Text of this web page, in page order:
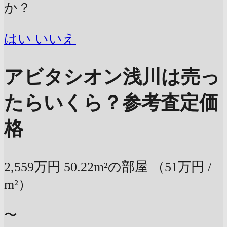
か？
はい いいえ
アビタシオン浅川は売っ
たらいくら？参考査定価
格
2,559万円 50.22m²の部屋
（51万円 /
m²）
〜